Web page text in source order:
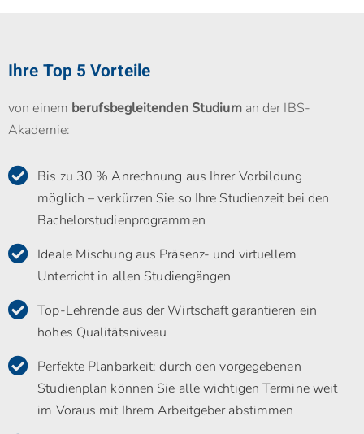
Ihre Top 5 Vorteile
von einem berufsbegleitenden Studiuman der IBS-
Akademie:
Bis zu 30 % Anrechnung aus Ihrer Vorbildung
möglich – verkürzen Sie so Ihre Studienzeit bei den
Bachelorstudienprogrammen
Ideale Mischung aus Präsenz- und virtuellem
Unterricht in allen Studiengängen
Top-Lehrende aus der Wirtschaft garantieren ein
hohes Qualitätsniveau
Perfekte Planbarkeit: durch den vorgegebenen
Studienplan können Sie alle wichtigen Termine weit
im Voraus mit Ihrem Arbeitgeber abstimmen